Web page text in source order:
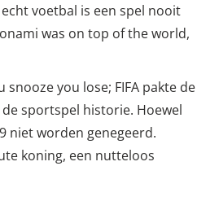
voetbal is een spel nooit
was on top of the world,
you lose; FIFA pakte de
sportspel historie. Hoewel
niet worden genegeerd.
koning, een nutteloos